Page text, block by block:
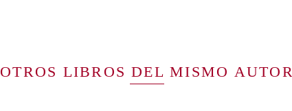
OTROS LIBROS DEL MISMO AUTOR